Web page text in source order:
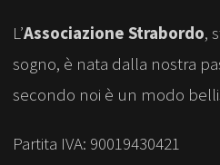
L’Associazione Strabordo,
sogno, è nata dalla nostra
secondo noi è un modo
Partita IVA: 90019430421